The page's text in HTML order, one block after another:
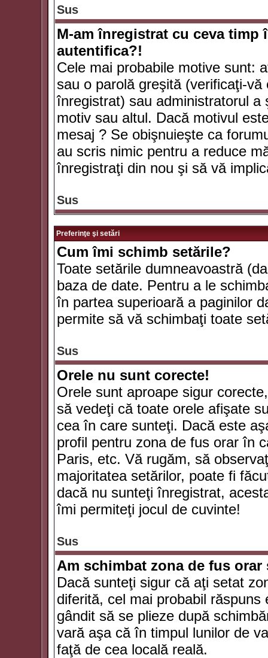
Sus
M-am înregistrat cu ceva timp
autentifica?!
Cele mai probabile motive sunt:
sau o parolă greşită (verificaţi-
înregistrat) sau administratorul
motiv sau altul. Dacă motivul
mesaj ? Se obişnuieşte ca
au scris nimic pentru a reduce
înregistraţi din nou şi să vă
Sus
Preferinţe şi setări
Cum îmi schimb setările?
Toate setările dumneavoastră
baza de date. Pentru a le
în partea superioară a paginilor
permite să vă schimbaţi toate
Sus
Orele nu sunt corecte!
Orele sunt aproape sigur
să vedeţi că toate orele afişate
cea în care sunteţi. Dacă este
profil pentru zona de fus orar în
Paris, etc. Vă rugăm, să
majoritatea setărilor, poate fi
dacă nu sunteţi înregistrat,
îmi permiteţi jocul de cuvinte!
Sus
Am schimbat zona de fus
Dacă sunteţi sigur că aţi setat
diferită, cel mai probabil
gândit să se plieze după
vară aşa că în timpul lunilor de
faţă de cea locală reală.